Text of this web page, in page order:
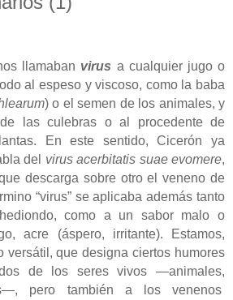
llamaban virus a cualquier jugo o
al espeso y viscoso, como la baba
) o el semen de los animales, y
las culebras o al procedente de
En este sentido, Cicerón ya
del virus acerbitatis suae evomere,
descarga sobre otro el veneno de
“virus” se aplicaba además tanto
como a un sabor malo o
acre (áspero, irritante). Estamos,
versátil, que designa ciertos humores
de los seres vivos —animales,
pero también a los venenos